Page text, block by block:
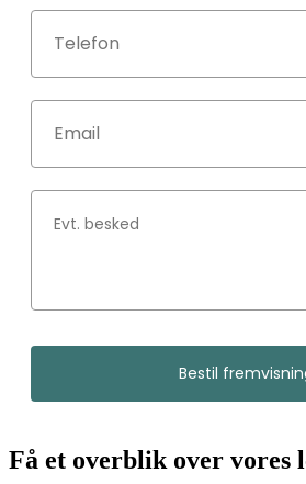
Bestil
Få et overblik over vores